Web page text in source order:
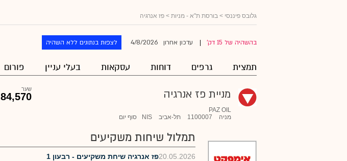
גלובס פיננסי > בורסת ת"א - מניות > פז אנרגיה
בהשהיה של 15 דק' עדכון אחרון 4/8/2026 לצפות בנתונים ללא השהיה
תמצית גרפים דוחות עסקאות בעלי עניין פורום
מניית פז אנרגיה
PAZ OIL
מניה
1100007 תל-אביב NIS סוף יום
שער
84,570
תמלול שיחות משקיעים
20.05.2026פז אנרגיה שיחת משקיעים - רבעון 1